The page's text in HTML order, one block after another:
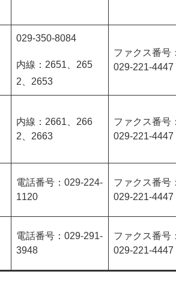
029-350-8084
内線：2651、265
2、2653
ファクス番号：
029-221-4447
内線：2661、266
2、2663
ファクス番号：
029-221-4447
電話番号：029-224-
1120
ファクス番号：
029-221-4447
電話番号：029-291-
3948
ファクス番号：
029-221-4447